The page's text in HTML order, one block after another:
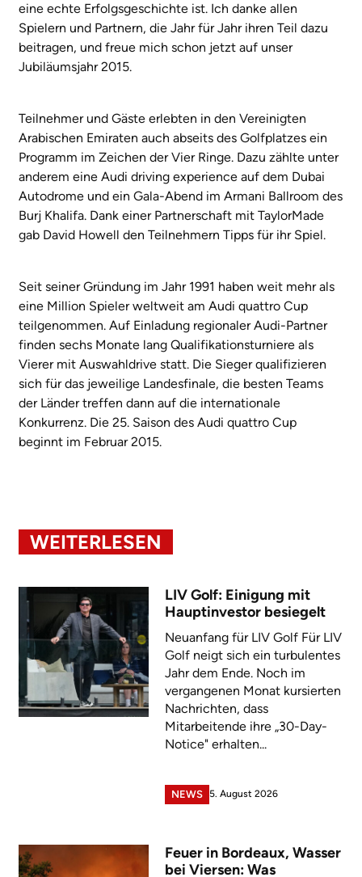
eine echte Erfolgsgeschichte ist. Ich danke allen
Spielern und Partnern, die Jahr für Jahr ihren Teil dazu
beitragen, und freue mich schon jetzt auf unser
Jubiläumsjahr 2015.
Teilnehmer und Gäste erlebten in den Vereinigten
Arabischen Emiraten auch abseits des Golfplatzes ein
Programm im Zeichen der Vier Ringe. Dazu zählte unter
anderem eine Audi driving experience auf dem Dubai
Autodrome und ein Gala-Abend im Armani Ballroom des
Burj Khalifa. Dank einer Partnerschaft mit TaylorMade
gab David Howell den Teilnehmern Tipps für ihr Spiel.
Seit seiner Gründung im Jahr 1991 haben weit mehr als
eine Million Spieler weltweit am Audi quattro Cup
teilgenommen. Auf Einladung regionaler Audi-Partner
finden sechs Monate lang Qualifikationsturniere als
Vierer mit Auswahldrive statt. Die Sieger qualifizieren
sich für das jeweilige Landesfinale, die besten Teams
der Länder treffen dann auf die internationale
Konkurrenz. Die 25. Saison des Audi quattro Cup
beginnt im Februar 2015.
WEITERLESEN
LIV Golf: Einigung mit
Hauptinvestor besiegelt
Neuanfang für LIV Golf Für LIV
Golf neigt sich ein turbulentes
Jahr dem Ende. Noch im
vergangenen Monat kursierten
Nachrichten, dass
Mitarbeitende ihre „30-Day-
Notice" erhalten...
NEWS 5. August 2026
Feuer in Bordeaux, Wasser
bei Viersen: Was